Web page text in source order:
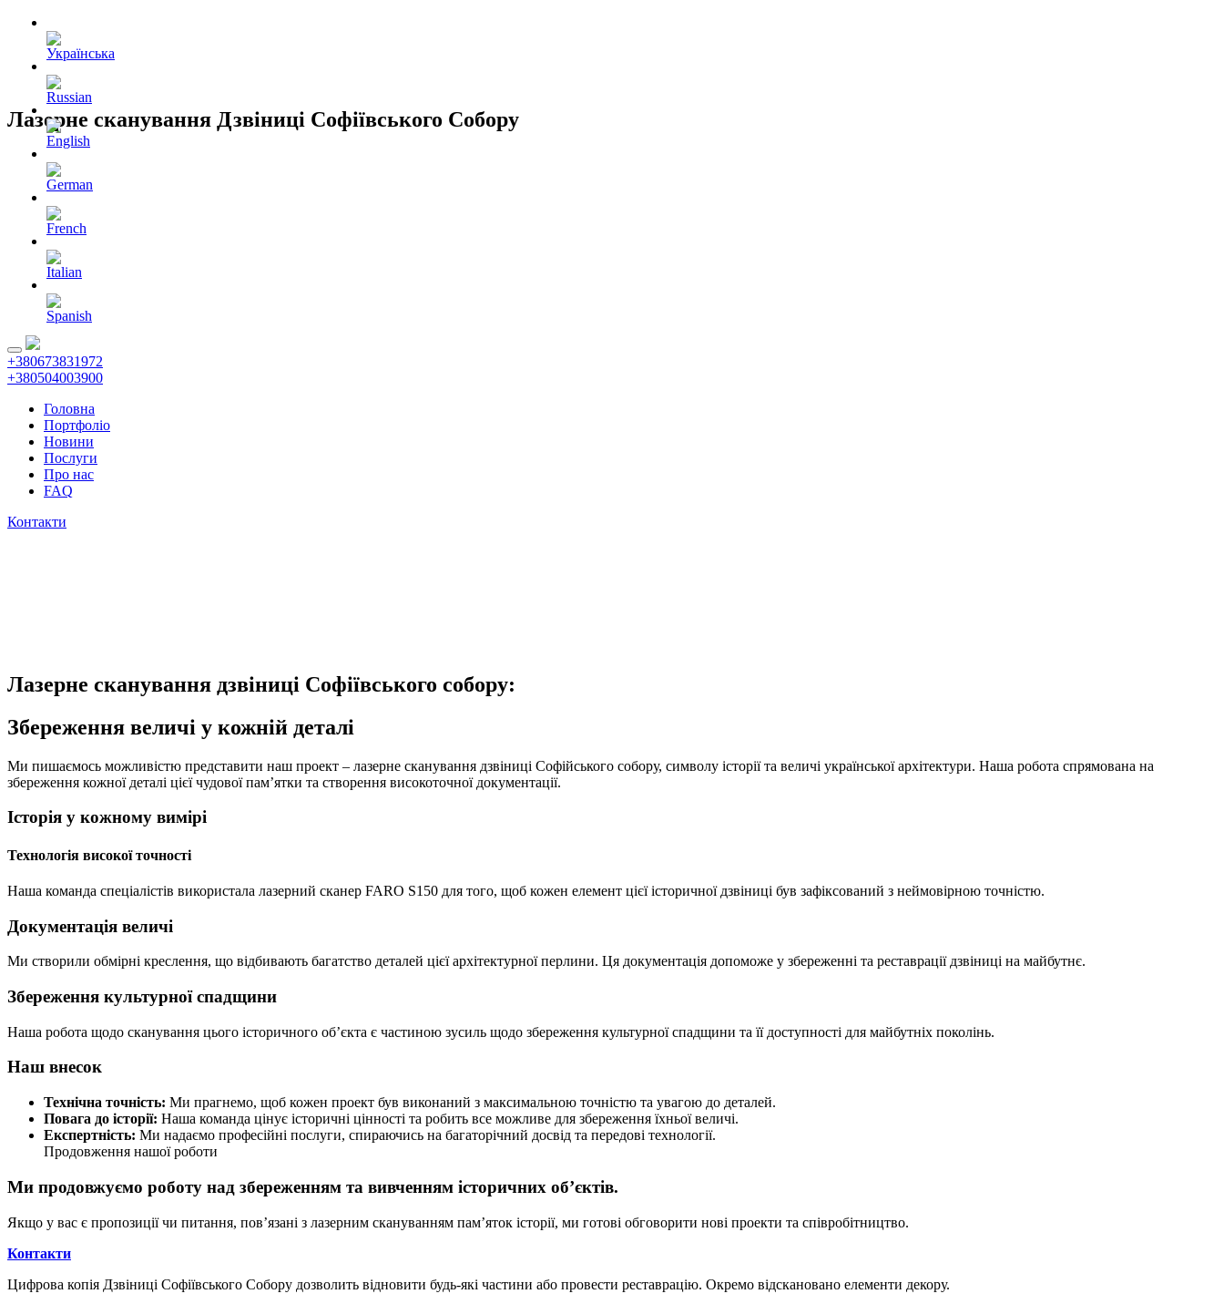
+380673831972
+380504003900
Головна
Портфоліо
Новини
Послуги
Про нас
FAQ
Контакти
Лазерне сканування Дзвіниці Софіївського Собору
Лазерне сканування дзвіниці Софіївського собору:
Збереження величі у кожній деталі
Ми пишаємось можливістю представити наш проект – лазерне сканування дзвіниці Софійського собору, символу історії та величі української архітектури. Наша робота спрямована на
збереження кожної деталі цієї чудової пам’ятки та створення високоточної документації.
Історія у кожному вимірі
Технологія високої точності
Наша команда спеціалістів використала лазерний сканер FARO S150 для того, щоб кожен елемент цієї історичної дзвіниці був зафіксований з неймовірною точністю.
Документація величі
Ми створили обмірні креслення, що відбивають багатство деталей цієї архітектурної перлини. Ця документація допоможе у збереженні та реставрації дзвіниці на майбутнє.
Збереження культурної спадщини
Наша робота щодо сканування цього історичного об’єкта є частиною зусиль щодо збереження культурної спадщини та її доступності для майбутніх поколінь.
Наш внесок
Технічна точність: Ми прагнемо, щоб кожен проект був виконаний з максимальною точністю та увагою до деталей.
Повага до історії: Наша команда цінує історичні цінності та робить все можливе для збереження їхньої величі.
Експертність: Ми надаємо професійні послуги, спираючись на багаторічний досвід та передові технології.
Продовження нашої роботи
Ми продовжуємо роботу над збереженням та вивченням історичних об’єктів.
Якщо у вас є пропозиції чи питання, пов’язані з лазерним скануванням пам’яток історії, ми готові обговорити нові проекти та співробітництво.
Контакти
Цифрова копія Дзвіниці Софіївського Собору дозволить відновити будь-які частини або провести реставрацію. Окремо відскановано елементи декору.